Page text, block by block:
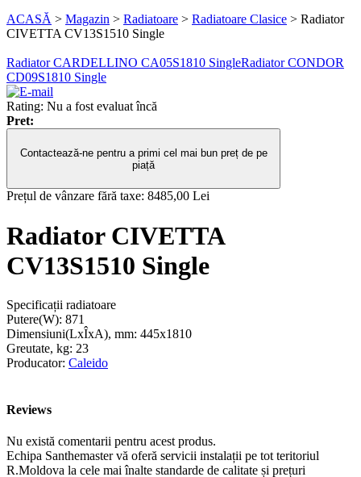
ACASĂ > Magazin > Radiatoare > Radiatoare Clasice > Radiator
CIVETTA CV13S1510 Single
Radiator CARDELLINO CA05S1810 SingleRadiator CONDOR
CD09S1810 Single
Rating: Nu a fost evaluat încă
Pret:
Contactează-ne pentru a primi cel mai bun preț de pe
piață
Prețul de vânzare fără taxe: 8485,00 Lei
Radiator CIVETTA
CV13S1510 Single
Specificații radiatoare
Putere(W): 871
Dimensiuni(LxÎxA), mm: 445x1810
Greutate, kg: 23
Producator: Caleido
Reviews
Nu există comentarii pentru acest produs.
Echipa Santhemaster vă oferă servicii instalații pe tot teritoriul
R.Moldova la cele mai înalte standarde de calitate și prețuri